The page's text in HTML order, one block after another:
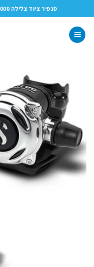
to
content
סנפיר ציוד צלילה 2000 בע"מ